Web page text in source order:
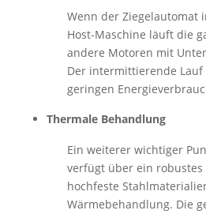
Wenn der Ziegelautomat
Host-Maschine läuft die
andere Motoren mit
Der intermittierende
geringen
Thermale Behandlung
Ein weiterer wichtiger
verfügt über ein robustes
hochfeste
Wärmebehandlung. Die